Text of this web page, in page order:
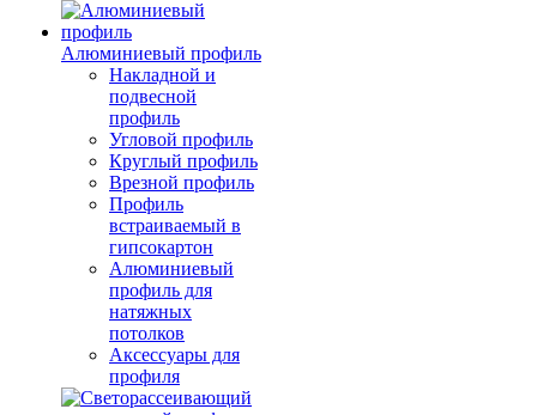
Алюминиевый профиль
Накладной и
подвесной
профиль
Угловой профиль
Круглый профиль
Врезной профиль
Профиль
встраиваемый в
гипсокартон
Алюминиевый
профиль для
натяжных
потолков
Аксессуары для
профиля